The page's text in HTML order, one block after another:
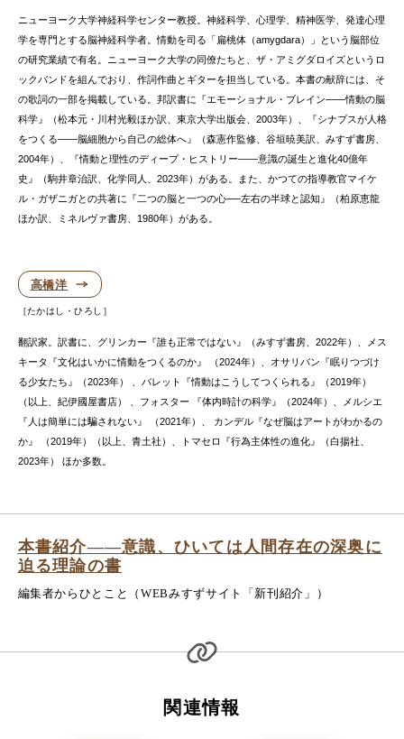
ニューヨーク大学神経科学センター教授。神経科学、心理学、精神医学、発達心理
学を専門とする脳神経科学者。情動を司る「扁桃体（amygdara）」という脳部位
の研究業績で有名。ニューヨーク大学の同僚たちと、ザ・アミグダロイズというロ
ックバンドを組んでおり、作詞作曲とギターを担当している。本書の献辞には、そ
の歌詞の一部を掲載している。邦訳書に『エモーショナル・ブレイン――情動の脳
科学』（松本元・川村光毅ほか訳、東京大学出版会、2003年）、『シナプスが人格
をつくる――脳細胞から自己の総体へ』（森憲作監修、谷垣暁美訳、みすず書房、
2004年）、『情動と理性のディープ・ヒストリー――意識の誕生と進化40億年
史』（駒井章治訳、化学同人、2023年）がある。また、かつての指導教官マイケ
ル・ガザニガとの共著に『二つの脳と一つの心──左右の半球と認知』（柏原恵龍
ほか訳、ミネルヴァ書房、1980年）がある。
高橋洋
たかはし・ひろし
翻訳家。訳書に、グリンカー『誰も正常ではない』（みすず書房、2022年）、メス
キータ『文化はいかに情動をつくるのか』 （2024年）、オサリバン『眠りつづけ
る少女たち』（2023年） 、バレット『情動はこうしてつくられる』（2019年）
（以上、紀伊國屋書店） 、フォスター 『体内時計の科学』（2024年）、メルシエ
『人は簡単には騙されない』 （2021年）、 カンデル『なぜ脳はアートがわかるの
か』 （2019年）（以上、青土社）、トマセロ『行為主体性の進化』（白揚社、
2023年） ほか多数。
本書紹介――意識、ひいては人間存在の深奥に
迫る理論の書
編集者からひとこと（WEBみすずサイト「新刊紹介」）
関連情報